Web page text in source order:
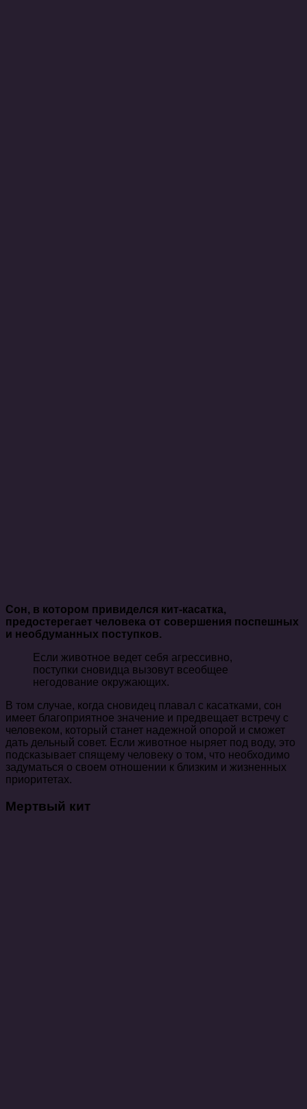
Сон, в котором привиделся кит-касатка,
предостерегает человека от совершения поспешных
и необдуманных поступков.
Если животное ведет себя агрессивно,
поступки сновидца вызовут всеобщее
негодование окружающих.
В том случае, когда сновидец плавал с касатками, сон
имеет благоприятное значение и предвещает встречу с
человеком, который станет надежной опорой и сможет
дать дельный совет. Если животное ныряет под воду, это
подсказывает спящему человеку о том, что необходимо
задуматься о своем отношении к близким и жизненных
приоритетах.
Мертвый кит